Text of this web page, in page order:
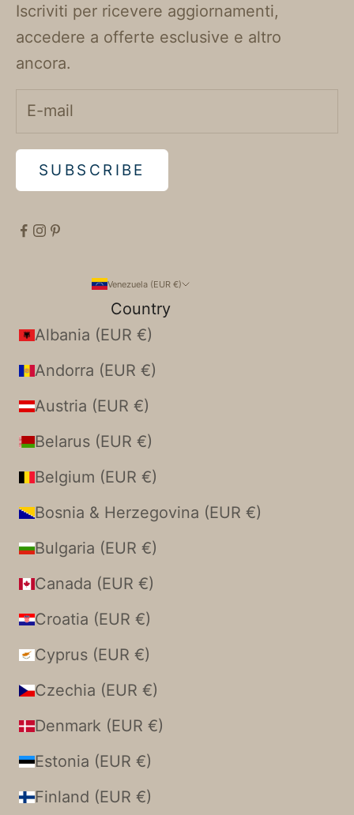
Iscriviti per ricevere aggiornamenti,
accedere a offerte esclusive e altro
ancora.
SUBSCRIBE
Venezuela (EUR €)
Country
Albania (EUR €)
Andorra (EUR €)
Austria (EUR €)
Belarus (EUR €)
Belgium (EUR €)
Bosnia & Herzegovina (EUR €)
Bulgaria (EUR €)
Canada (EUR €)
Croatia (EUR €)
Cyprus (EUR €)
Czechia (EUR €)
Denmark (EUR €)
Estonia (EUR €)
Finland (EUR €)